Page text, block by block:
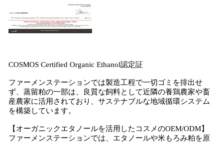
COSMOS Certified Organic Ethanol認定証
ファーメンステーションでは製造工程で一切ゴミを排出せ
ず、蒸留粕の一部は、良質な飼料として近隣の養鶏農家や畜
産農家に活用されており、サステナブルな地域循環システム
を構築しています。
【オーガニックエタノールを活用したコスメのOEM/ODM】
ファーメンステーションでは、エタノールや米もろみ粕を原